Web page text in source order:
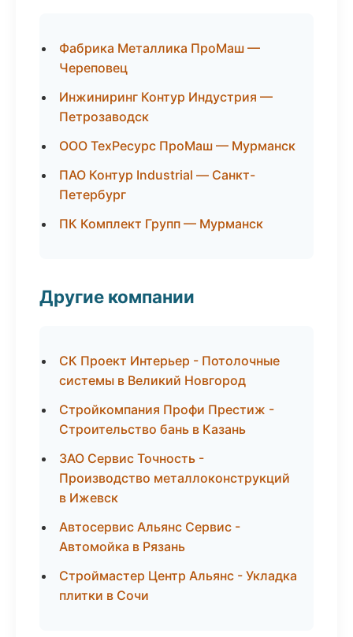
Фабрика Металлика ПроМаш —
Череповец
Инжиниринг Контур Индустрия —
Петрозаводск
ООО ТехРесурс ПроМаш — Мурманск
ПАО Контур Industrial — Санкт-
Петербург
ПК Комплект Групп — Мурманск
Другие компании
СК Проект Интерьер - Потолочные
системы в Великий Новгород
Стройкомпания Профи Престиж -
Строительство бань в Казань
ЗАО Сервис Точность -
Производство металлоконструкций
в Ижевск
Автосервис Альянс Сервис -
Автомойка в Рязань
Строймастер Центр Альянс - Укладка
плитки в Сочи